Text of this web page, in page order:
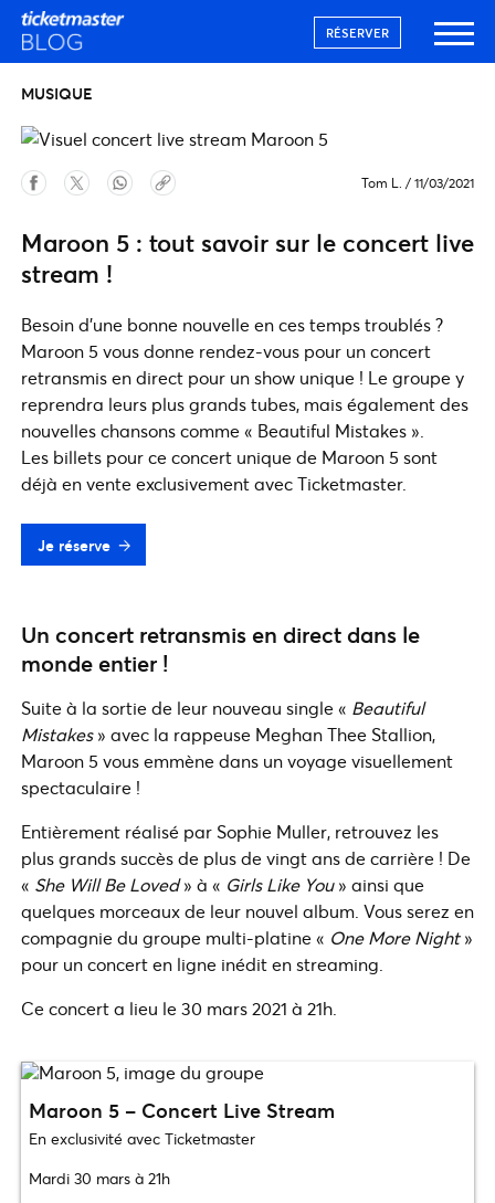
RÉSERVER
MUSIQUE
Tom L. / 11/03/2021
Maroon 5 : tout savoir sur le concert live
stream !
Besoin d’une bonne nouvelle en ces temps troublés ?
Maroon 5 vous donne rendez-vous pour un concert
retransmis en direct pour un show unique ! Le groupe y
reprendra leurs plus grands tubes, mais également des
nouvelles chansons comme « Beautiful Mistakes ».
Les billets pour ce concert unique de Maroon 5 sont
déjà en vente exclusivement avec Ticketmaster.
Je réserve
Un concert retransmis en direct dans le
monde entier !
Suite à la sortie de leur nouveau single « Beautiful
Mistakes» avec la rappeuse Meghan Thee Stallion,
Maroon 5 vous emmène dans un voyage visuellement
spectaculaire !
Entièrement réalisé par Sophie Muller, retrouvez les
plus grands succès de plus de vingt ans de carrière ! De
« She Will Be Loved» à « Girls Like You» ainsi que
quelques morceaux de leur nouvel album. Vous serez en
compagnie du groupe multi-platine « One More Night»
pour un concert en ligne inédit en streaming.
Ce concert a lieu le 30 mars 2021 à 21h.
Maroon 5 – Concert Live Stream
En exclusivité avec Ticketmaster
Mardi 30 mars à 21h